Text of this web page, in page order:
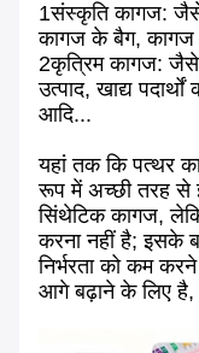
1संस्कृति कागज: जैसे
कागज के बैग, कागज
2कृत्रिम कागज:
उत्पाद, खाद्य
आदि...
यहां तक कि पत्थर
रूप में अच्छी तरह से
सिंथेटिक कागज,
करना नहीं है; इसके
निर्भरता को कम
आगे बढ़ाने के लिए है,